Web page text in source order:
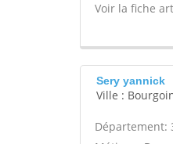
Voir la fiche
Sery yannick
Ville :
Département: